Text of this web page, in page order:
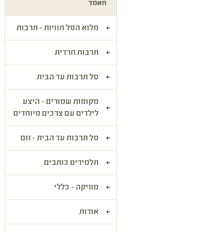
חאמד
מלוא הסל חוויות - תרבות
תרבות חרדית
סל תרבות עד הבית
מקומות שמורים - היצע
לילדים עם צרכים מיוחדים
סל תרבות עד הבית - זום
תלמידים כותבים
מוזיקה - כללי
אודות